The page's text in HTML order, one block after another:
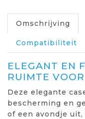
Omschrijving
Compatibiliteit
ELEGANT EN
RUIMTE
Deze elegante
bescherming en
of een avondje